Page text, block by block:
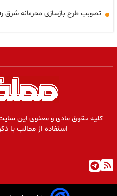
تصویب طرح بازسازی محرمانه شرق
کلیه حقوق مادی و معنوی این
استفاده از مطالب با